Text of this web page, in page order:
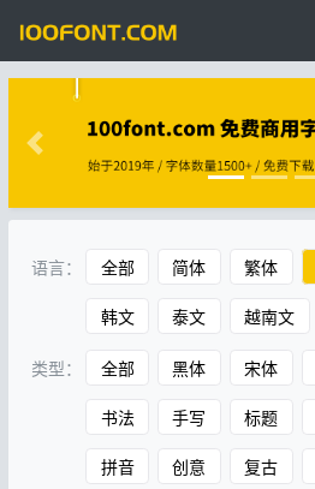
语言： 全部 简体 繁体
韩文 泰文 越南文
类型： 全部 黑体 宋体
书法 手写 标题
拼音 创意 复古